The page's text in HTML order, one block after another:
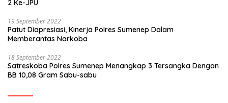
2 Ke-JPU
19 September 2022
Patut Diapresiasi, Kinerja Polres Sumenep Dalam
Memberantas Narkoba
18 September 2022
Satreskoba Polres Sumenep Menangkap 3 Tersangka Dengan
BB 10,08 Gram Sabu-sabu